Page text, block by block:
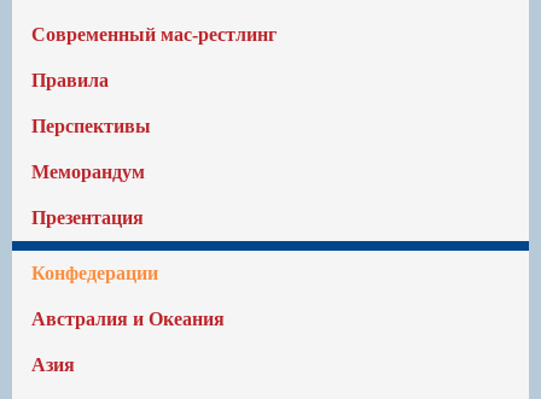
Современный мас-рестлинг
Правила
Перспективы
Меморандум
Презентация
Конфедерации
Австралия и Океания
Азия